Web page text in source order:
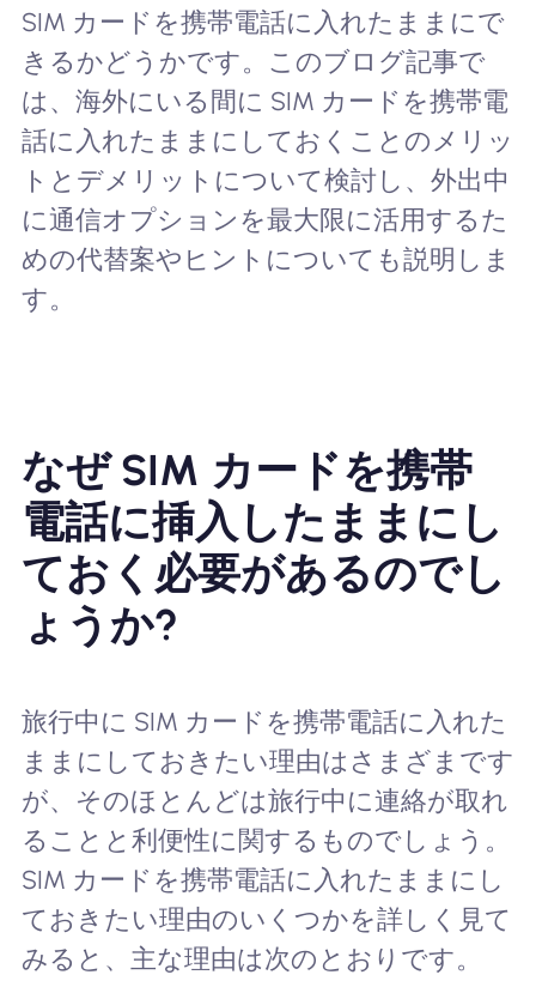
SIM カードを携帯電話に入れたままにで
きるかどうかです。このブログ記事で
は、海外にいる間に SIM カードを携帯電
話に入れたままにしておくことのメリッ
トとデメリットについて検討し、外出中
に通信オプションを最大限に活用するた
めの代替案やヒントについても説明しま
す。
なぜ SIM カードを携帯
電話に挿入したままにし
ておく必要があるのでし
ょうか?
旅行中に SIM カードを携帯電話に入れた
ままにしておきたい理由はさまざまです
が、そのほとんどは旅行中に連絡が取れ
ることと利便性に関するものでしょう。
SIM カードを携帯電話に入れたままにし
ておきたい理由のいくつかを詳しく見て
みると、主な理由は次のとおりです。